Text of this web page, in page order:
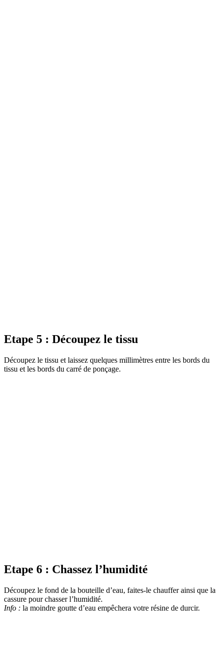
Etape 5 : Découpez le tissu
Découpez le tissu et laissez quelques millimètres entre les bords du
tissu et les bords du carré de ponçage.
Etape 6 : Chassez l’humidité
Découpez le fond de la bouteille d’eau, faites-le chauffer ainsi que la
cassure pour chasser l’humidité.
Info : la moindre goutte d’eau empêchera votre résine de durcir.